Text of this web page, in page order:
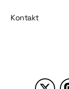
Kontakt